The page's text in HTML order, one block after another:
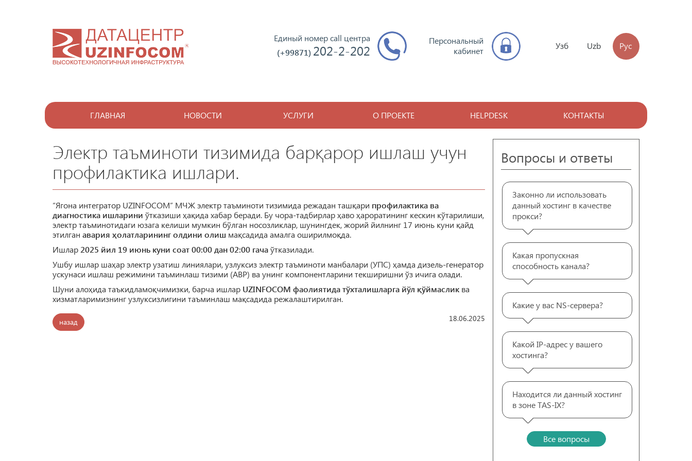
ГЛАВНАЯ НОВОСТИ УСЛУГИ О ПРОЕКТЕ HELPDESK КОНТАКТЫ
Узб Uzb Рус
Персональный
кабинет
Единый номер call центра
(+99871) 202-2-202
Электр таъминоти тизимида барқарор ишлаш учун
профилактика ишлари.
“Ягона интегратор UZINFOCOM” МЧЖ электр таъминоти тизимида режадан ташқари профилактика ва
диагностика ишларини ўтказиши ҳақида хабар беради. Бу чора-тадбирлар ҳаво ҳароратининг кескин кўтарилиши,
электр таъминотидаги юзага келиши мумкин бўлган носозликлар, шунингдек, жорий йилнинг 17 июнь куни қайд
этилган авария ҳолатларининг олдини олиш мақсадида амалга оширилмоқда.
Ишлар 2025 йил 19 июнь куни соат 00:00 дан 02:00 гачаўтказилади.
Ушбу ишлар шаҳар электр узатиш линиялари, узлуксиз электр таъминоти манбалари (УПС) ҳамда дизель-генератор
ускунаси ишлаш режимини таъминлаш тизими (АВР) ва унинг компонентларини текширишни ўз ичига олади.
Шуни алоҳида таъкидламоқчимизки, барча ишлар UZINFOCOM фаолиятида тўхталишларга йўл қўймаслик ва
хизматларимизнинг узлуксизлигини таъминлаш мақсадида режалаштирилган.
назад 18.06.2025
Вопросы и ответы
Законно ли использовать
данный хостинг в качестве
прокси?
Какая пропускная
способность канала?
Какие у вас NS-сервера?
Какой IP-адрес у вашего
хостинга?
Находится ли данный хостинг
в зоне TAS-IX?
Все вопросы